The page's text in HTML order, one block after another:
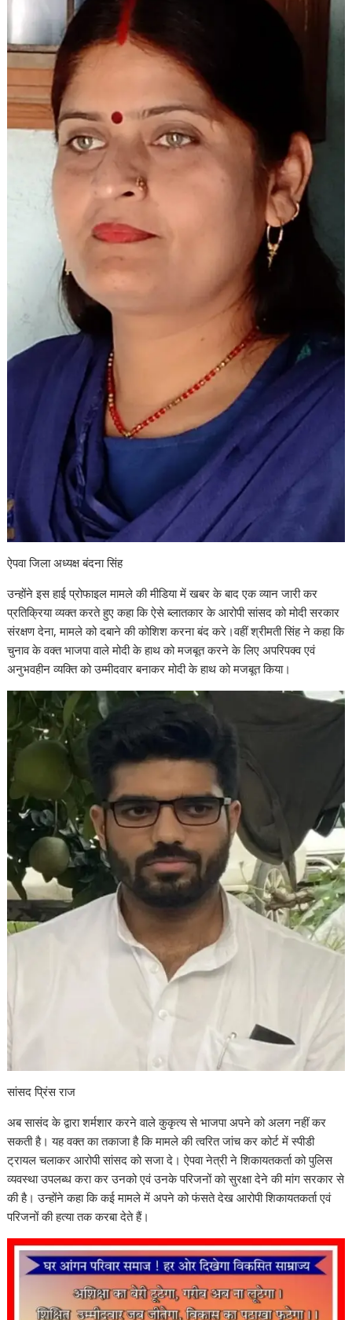
ऐपवा जिला अध्यक्ष बंदना सिंह
उन्होंने इस हाई प्रोफाइल मामले की मीडिया में खबर के बाद एक व्यान जारी कर
प्रतिक्रिया व्यक्त करते हुए कहा कि ऐसे ब्लातकार के आरोपी सांसद को मोदी सरकार
संरक्षण देना, मामले को दबाने की कोशिश करना बंद करे।वहीं श्रीमती सिंह ने कहा कि
चुनाव के वक्त भाजपा वाले मोदी के हाथ को मजबूत करने के लिए अपरिपक्व एवं
अनुभवहीन व्यक्ति को उम्मीदवार बनाकर मोदी के हाथ को मजबूत किया।
सांसद प्रिंस राज
अब सासंद के द्वारा शर्मशार करने वाले कुकृत्य से भाजपा अपने को अलग नहीं कर
सकती है। यह वक्त का तकाजा है कि मामले की त्वरित जांच कर कोर्ट में स्पीडी
ट्रायल चलाकर आरोपी सांसद को सजा दे। ऐपवा नेत्री ने शिकायतकर्ता को पुलिस
व्यवस्था उपलब्ध करा कर उनको एवं उनके परिजनों को सुरक्षा देने की मांग सरकार से
की है। उन्होंने कहा कि कई मामले में अपने को फंसते देख आरोपी शिकायतकर्ता एवं
परिजनों की हत्या तक करबा देते हैं।